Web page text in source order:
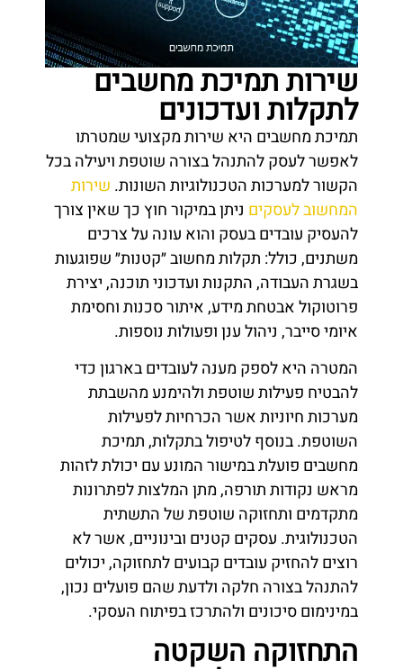
שירות תמיכת מחשבים
לתקלות ועדכונים
תמיכת מחשבים היא שירות מקצועי שמטרתו
לאפשר לעסק להתנהל בצורה שוטפת ויעילה בכל
הקשור למערכות הטכנולוגיות השונות. שירות
המחשוב לעסקים ניתן במיקור חוץ כך שאין צורך
להעסיק עובדים בעסק והוא עונה על צרכים
משתנים, כולל: תקלות מחשוב ״קטנות״ שפוגעות
בשגרת העבודה, התקנות ועדכוני תוכנה, יצירת
פרוטוקול אבטחת מידע, איתור סכנות וחסימת
איומי סייבר, ניהול ענן ופעולות נוספות.
המטרה היא לספק מענה לעובדים בארגון כדי
להבטיח פעילות שוטפת ולהימנע מהשבתת
מערכות חיוניות אשר הכרחיות לפעילות
השוטפת. בנוסף לטיפול בתקלות, תמיכת
מחשבים פועלת במישור המונע עם יכולת לזהות
מראש נקודות תורפה, מתן המלצות לפתרונות
מתקדמים ותחזוקה שוטפת של התשתית
הטכנולוגית. עסקים קטנים ובינוניים, אשר לא
רוצים להחזיק עובדים קבועים לתחזוקה, יכולים
להתנהל בצורה חלקה ולדעת שהם פועלים נכון,
במינימום סיכונים ולהתרכז בפיתוח העסקי.
התחזוקה השקטה